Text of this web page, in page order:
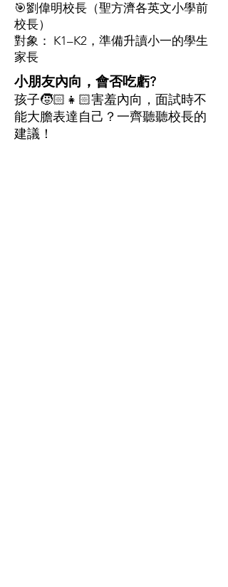
🎯劉偉明校長（聖方濟各英文小學前
校長）
對象： K1–K2，準備升讀小一的學生
家長
小朋友內向，會否吃虧?
孩子🧒🏻👧🏻害羞內向，面試時不
能大膽表達自己？一齊聽聽校長的
建議！